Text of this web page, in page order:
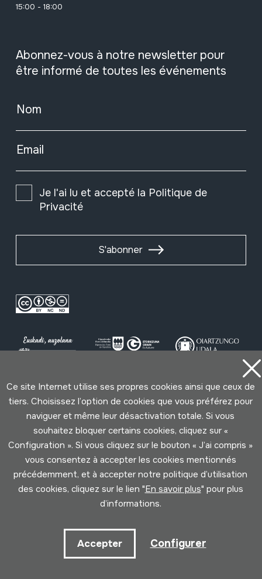
15:00 - 18:00
Abonnez-vous à notre newsletter pour
être informé de toutes les événements
Nom
Email
Je l'ai lu et accepté la Politique de
Privacité
S'abonner
Conditions d'Utilisation
Politique de Privacité
Cookies politique
Développé par Lotura
Ce site Internet utilise ses propres cookies ainsi que ceux de
tiers. Choisissez l’option de cookies que vous préférez pour
naviguer et même leur désactivation totale. Si vous
souhaitez bloquer certains cookies, cliquez sur «
Configuration ». Si vous cliquez sur le bouton « J’ai compris »
vous consentez à accepter les cookies mentionnés
précédemment, et à accepter notre politique d’utilisation
des cookies, cliquez sur le lien "En savoir plus" pour plus
d’informations.
Accepter Configurer